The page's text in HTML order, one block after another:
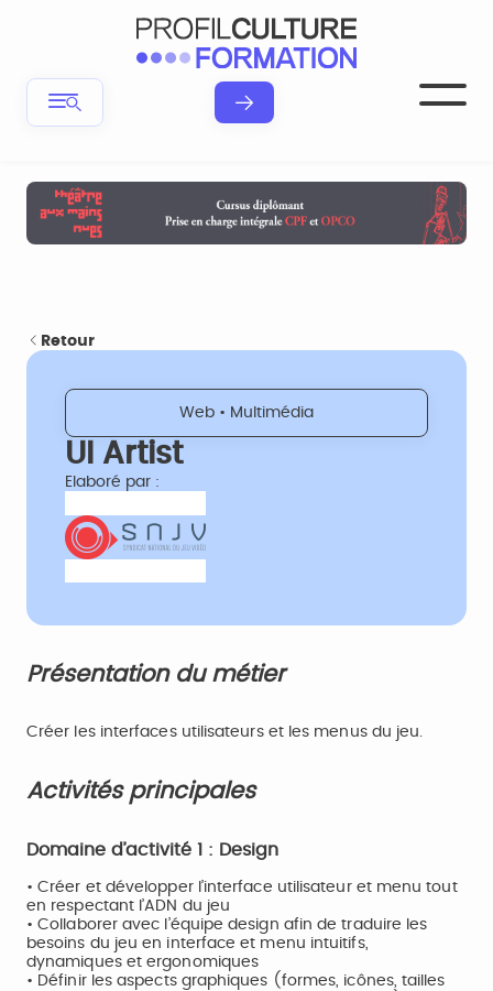
Retour
Web • Multimédia
UI Artist
Elaboré par :
Présentation du métier
Créer les interfaces utilisateurs et les menus du jeu.
Activités principales
Domaine d’activité 1 : Design
• Créer et développer l’interface utilisateur et menu tout
en respectant l’ADN du jeu
• Collaborer avec l’équipe design afin de traduire les
besoins du jeu en interface et menu intuitifs,
dynamiques et ergonomiques
• Définir les aspects graphiques (formes, icônes, tailles